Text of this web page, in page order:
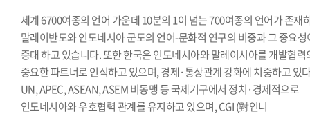
세계 6700여종의 언어 가운데 10분의 1이 넘는 700여종의 언어가 존재
말레이반도와 인도네시아 군도의 언어-문화적 연구의 비중과 그 중요성
증대 하고 있습니다. 또한 한국은 인도네시아와 말레이시아를 개발협력
중요한 파트너로 인식하고 있으며, 경제·통상관계 강화에 치중하고 있
UN, APEC, ASEAN, ASEM 비동맹 등 국제기구에서 정치·경제적으로
인도네시아와 우호협력 관계를 유지하고 있으며, CGI (對인니